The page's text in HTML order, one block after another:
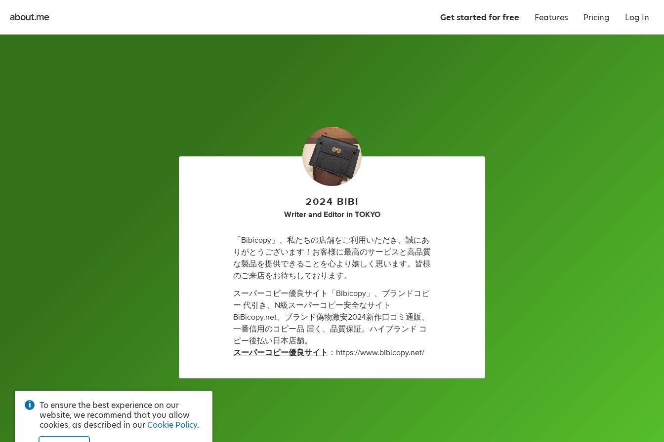
Get started for free Features Pricing Log In
2024 BIBI
Writer and Editor in TOKYO
「Bibicopy」、私たちの店舗をご利用いただき、誠にあ
りがとうございます！お客様に最高のサービスと高品質
な製品を提供できることを心より嬉しく思います。皆様
のご来店をお待ちしております。
スーパーコピー優良サイト「Bibicopy」、ブランドコピ
ー 代引き、N級スーパーコピー安全なサイト
BiBicopy.net、ブランド偽物激安2024新作口コミ通販、
一番信用のコピー品 届く、品質保証。ハイブランド コ
ピー後払い日本店舗。
スーパーコピー優良サイト
：https://www.bibicopy.net/
To ensure the best experience on our
website, we recommend that you allow
cookies, as described in our Cookie Policy.